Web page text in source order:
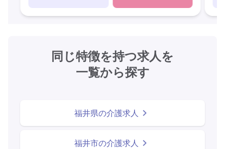
同じ特徴を持つ求人を
一覧から探す
福井県の介護求人
福井市の介護求人